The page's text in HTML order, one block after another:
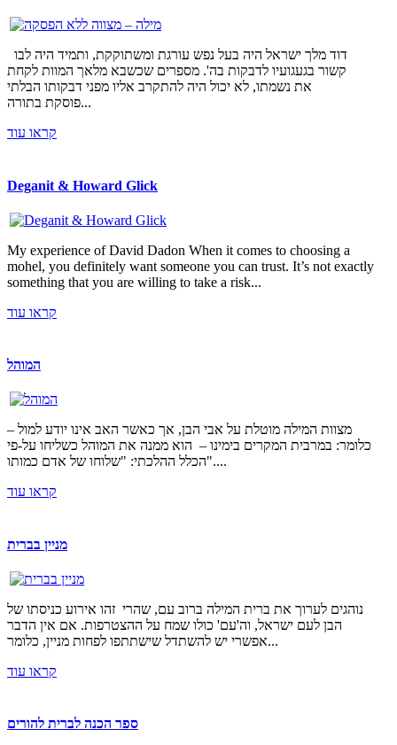
קשור בגעגועיו לדבקות בה'. מספרים שכשבא מלאך המוות לקחת
את נשמתו, לא יכול היה להתקרב אליו מפני דבקותו הבלתי
פוסקת בתורה...
קראו עוד
Deganit & Howard Glick
My experience of David Dadon When it comes to choosing a
mohel, you definitely want someone you can trust. It’s not exactly
something that you are willing to take a risk...
קראו עוד
המוהל
מצוות המילה מוטלת על אבי הבן, אך כאשר האב אינו יודע למול –
כלומר: במרבית המקרים בימינו – הוא ממנה את המוהל כשליחו על-פי
הכלל ההלכתי: "שלוחו של אדם כמותו"....
קראו עוד
מניין בברית
נוהגים לערוך את ברית המילה ברוב עם, שהרי זהו אירוע כניסתו של
הבן לעם ישראל, וה'עם' כולו שמח על ההצטרפות. אם אין הדבר
אפשרי יש להשתדל שישתתפו לפחות מניין, כלומר...
קראו עוד
ספר הכנה לברית להורים